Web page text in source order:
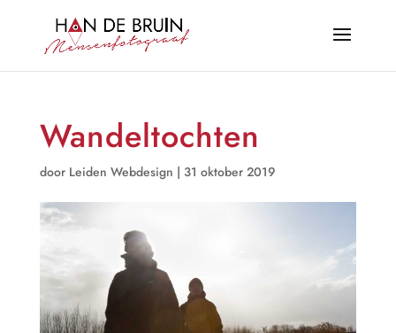
Wandeltochten
door Leiden Webdesign | 31 oktober 2019